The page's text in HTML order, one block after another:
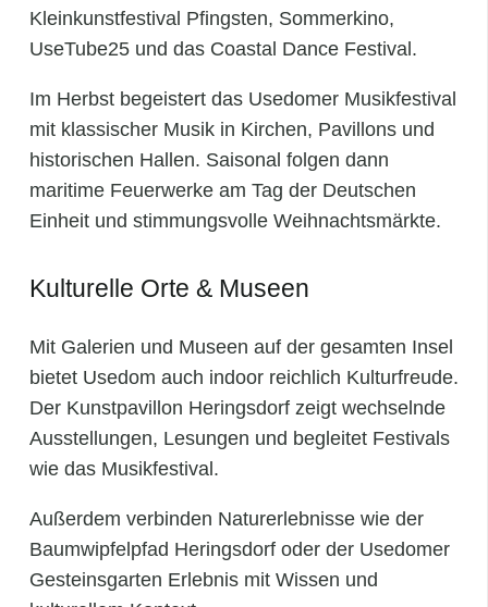
Kleinkunstfestival Pfingsten, Sommerkino,
UseTube25 und das Coastal Dance Festival.
Im Herbst begeistert das Usedomer Musikfestival
mit klassischer Musik in Kirchen, Pavillons und
historischen Hallen. Saisonal folgen dann
maritime Feuerwerke am Tag der Deutschen
Einheit und stimmungsvolle Weihnachtsmärkte.
Kulturelle Orte & Museen
Mit Galerien und Museen auf der gesamten Insel
bietet Usedom auch indoor reichlich Kulturfreude.
Der Kunstpavillon Heringsdorf zeigt wechselnde
Ausstellungen, Lesungen und begleitet Festivals
wie das Musikfestival.
Außerdem verbinden Naturerlebnisse wie der
Baumwipfelpfad Heringsdorf oder der Usedomer
Gesteinsgarten Erlebnis mit Wissen und